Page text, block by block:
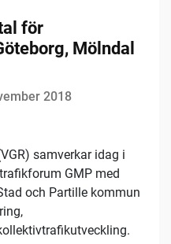
för
Mölndal
2018
samverkar idag i
GMP med
och Partille kommun